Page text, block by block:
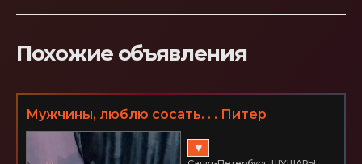
Похожие объявления
Мужчины, люблю сосать. . . Питер
ШУШАРЫ Часик всего 2500
♥